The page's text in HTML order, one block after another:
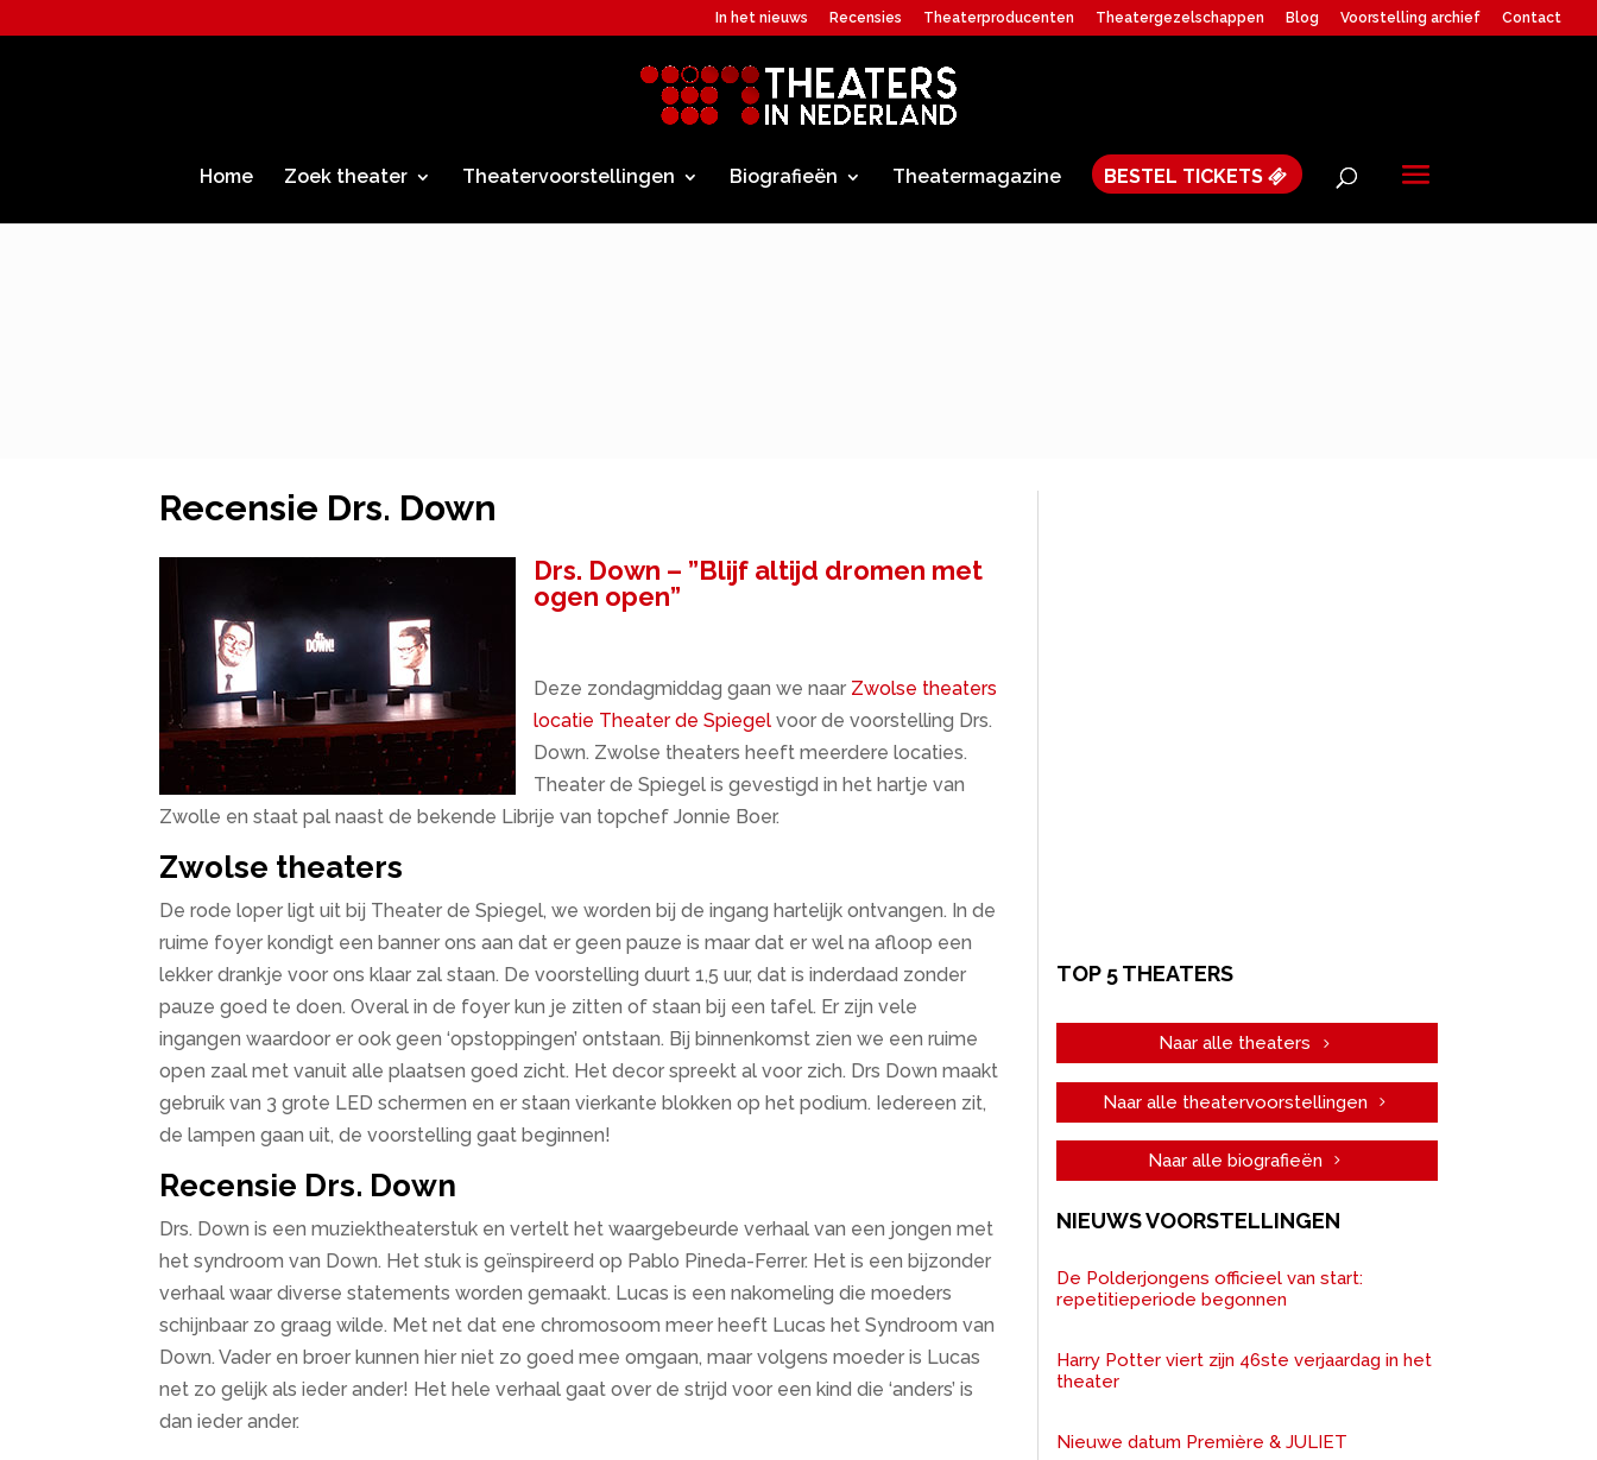
In het nieuws Recensies Theaterproducenten Theatergezelschappen Blog Voorstelling archief Contact
Home Zoek theater Theatervoorstellingen Biografieën Theatermagazine BESTEL TICKETS
Recensie Drs. Down
Drs. Down – ”Blijf altijd dromen met
ogen open”
Deze zondagmiddag gaan we naar Zwolse theaters
locatie Theater de Spiegel voor de voorstelling Drs.
Down. Zwolse theaters heeft meerdere locaties.
Theater de Spiegel is gevestigd in het hartje van
Zwolle en staat pal naast de bekende Librije van topchef Jonnie Boer.
Zwolse theaters
De rode loper ligt uit bij Theater de Spiegel, we worden bij de ingang hartelijk ontvangen. In de
ruime foyer kondigt een banner ons aan dat er geen pauze is maar dat er wel na afloop een
lekker drankje voor ons klaar zal staan. De voorstelling duurt 1,5 uur, dat is inderdaad zonder
pauze goed te doen. Overal in de foyer kun je zitten of staan bij een tafel. Er zijn vele
ingangen waardoor er ook geen ‘opstoppingen’ ontstaan. Bij binnenkomst zien we een ruime
open zaal met vanuit alle plaatsen goed zicht. Het decor spreekt al voor zich. Drs Down maakt
gebruik van 3 grote LED schermen en er staan vierkante blokken op het podium. Iedereen zit,
de lampen gaan uit, de voorstelling gaat beginnen!
Recensie Drs. Down
Drs. Down is een muziektheaterstuk en vertelt het waargebeurde verhaal van een jongen met
het syndroom van Down. Het stuk is geïnspireerd op Pablo Pineda-Ferrer. Het is een bijzonder
verhaal waar diverse statements worden gemaakt. Lucas is een nakomeling die moeders
schijnbaar zo graag wilde. Met net dat ene chromosoom meer heeft Lucas het Syndroom van
Down. Vader en broer kunnen hier niet zo goed mee omgaan, maar volgens moeder is Lucas
net zo gelijk als ieder ander! Het hele verhaal gaat over de strijd voor een kind die ‘anders’ is
dan ieder ander.
TOP 5 THEATERS
Naar alle theaters
Naar alle theatervoorstellingen
Naar alle biografieën
NIEUWS VOORSTELLINGEN
De Polderjongens officieel van start:
repetitieperiode begonnen
Harry Potter viert zijn 46ste verjaardag in het
theater
Nieuwe datum Première & JULIET